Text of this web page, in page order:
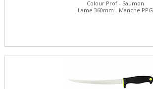
Colour Prof - Saumon
Lame 360mm - Manche PPG